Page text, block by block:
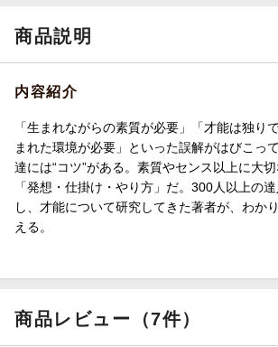
商品説明
内容紹介
「生まれながらの素質が必要」「才能は独り
まれた環境が必要」といった誤解がはびこっ
達には“コツ”がある。素質やセンス以上に大
「発想・仕掛け・やり方」だ。300人以上の
し、才能について研究してきた著者が、わか
える。
商品レビュー（7件）